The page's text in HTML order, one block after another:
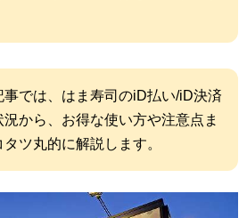
事では、はま寿司のiD払い/iD決済
況から、お得な使い方や注意点ま
タツ丸的に解説します。